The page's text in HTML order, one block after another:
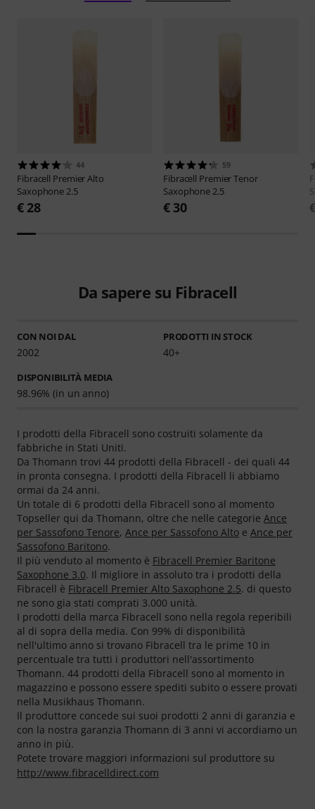
44
Fibracell Premier Alto
Saxophone 2.5
€ 28
59
Fibracell Premier Tenor
Saxophone 2.5
€ 30
Da sapere su Fibracell
CON NOI DAL
2002
PRODOTTI IN STOCK
40+
DISPONIBILITÀ MEDIA
98.96% (in un anno)
I prodotti della Fibracell sono costruiti solamente da
fabbriche in Stati Uniti.
Da Thomann trovi 44 prodotti della Fibracell - dei quali 44
in pronta consegna. I prodotti della Fibracell li abbiamo
ormai da 24 anni.
Un totale di 6 prodotti della Fibracell sono al momento
Topseller qui da Thomann, oltre che nelle categorie Ance
per Sassofono Tenore, Ance per Sassofono Alto e Ance per
Sassofono Baritono.
Il più venduto al momento è Fibracell Premier Baritone
Saxophone 3.0. Il migliore in assoluto tra i prodotti della
Fibracell è Fibracell Premier Alto Saxophone 2.5. di questo
ne sono gia stati comprati 3.000 unità.
I prodotti della marca Fibracell sono nella regola reperibili
al di sopra della media. Con 99% di disponibilità
nell'ultimo anno si trovano Fibracell tra le prime 10 in
percentuale tra tutti i produttori nell'assortimento
Thomann. 44 prodotti della Fibracell sono al momento in
magazzino e possono essere spediti subito o essere provati
nella Musikhaus Thomann.
Il produttore concede sui suoi prodotti 2 anni di garanzia e
con la nostra garanzia Thomann di 3 anni vi accordiamo un
anno in più.
Potete trovare maggiori informazioni sul produttore su
http://www.fibracelldirect.com